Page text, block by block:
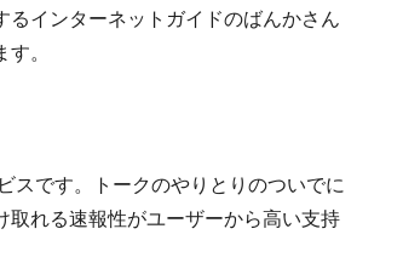
るインターネットガイドのばんかさん
。
スです。トークのやりとりのついでに
れる速報性がユーザーから高い支持